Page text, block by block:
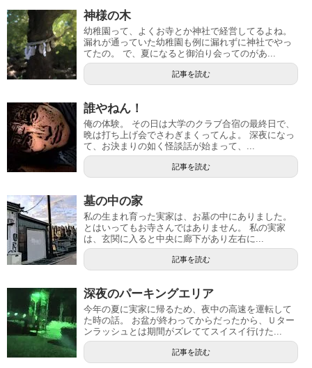
神様の木
幼稚園って、よくお寺とか神社で経営してるよね。
漏れが通っていた幼稚園も例に漏れずに神社でやっ
てたの。 で、夏になると御泊り会ってのがあ...
記事を読む
誰やねん！
俺の体験。 その日は大学のクラブ合宿の最終日で、
晩は打ち上げ会でさわぎまくってんよ。 深夜になっ
て、お決まりの如く怪談話が始まって、...
記事を読む
墓の中の家
私の生まれ育った実家は、お墓の中にありました。
とはいってもお寺さんではありません。 私の実家
は、玄関に入ると中央に廊下があり左右に...
記事を読む
深夜のパーキングエリア
今年の夏に実家に帰るため、夜中の高速を運転して
た時の話。 お盆が終わってからだったから、Ｕター
ンラッシュとは期間がズレててスイスイ行けた...
記事を読む